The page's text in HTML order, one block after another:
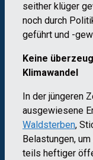
seither klüger
noch durch
geführt und -
Keine
Klimawandel
In der jüngeren
ausgewiesene
Waldsterben,
Belastungen,
teils heftiger